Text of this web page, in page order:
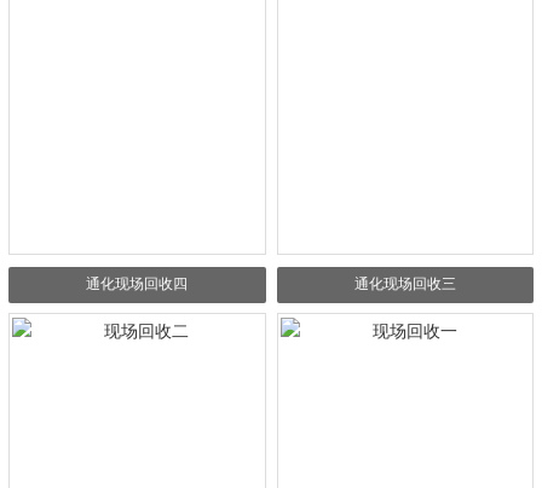
通化现场回收四 通化现场回收三